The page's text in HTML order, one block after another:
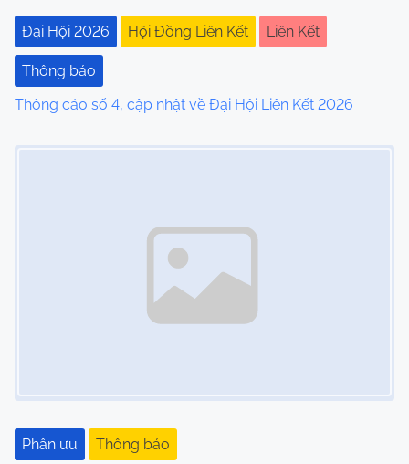
t
i
o
Đại Hội 2026 Hội Đồng Liên Kết Liên Kết
Thông báo
Thông cáo số 4, cập nhật về Đại Hội Liên Kết 2026
Phân ưu
Thông báo